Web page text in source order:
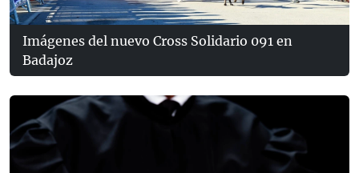
Imágenes del nuevo Cross Solidario 091 en
Badajoz